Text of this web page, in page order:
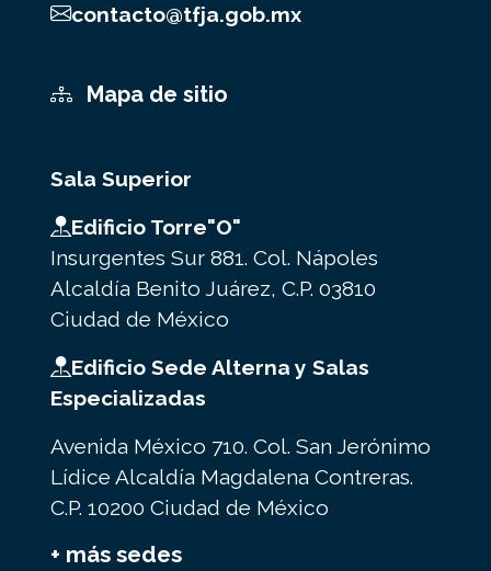
contacto@tfja.gob.mx
Mapa de sitio
Sala Superior
Edificio Torre"O"
Insurgentes Sur 881. Col. Nápoles
Alcaldía Benito Juárez, C.P. 03810
Ciudad de México
Edificio Sede Alterna y Salas
Especializadas
Avenida México 710. Col. San Jerónimo
Lídice Alcaldía Magdalena Contreras.
C.P. 10200 Ciudad de México
+ más sedes